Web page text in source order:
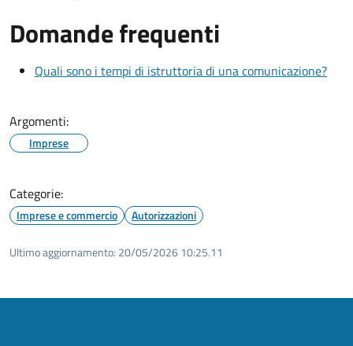
Domande frequenti
Quali sono i tempi di istruttoria di una comunicazione?
Argomenti:
Imprese
Categorie:
Imprese e commercio Autorizzazioni
Ultimo aggiornamento: 20/05/2026 10:25.11